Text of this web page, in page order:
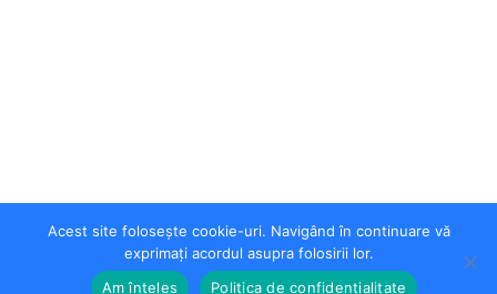
Acest site folosește cookie-uri. Navigând în continuare vă
exprimați acordul asupra folosirii lor.
Am înțeles
Politica de confidențialitate